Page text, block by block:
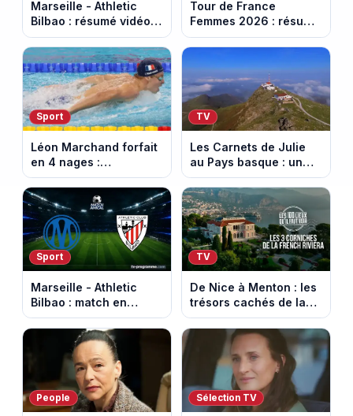
Marseille - Athletic
Bilbao : résumé vidéo
du match amical au
Stade Vélodrome (9
août 2026)
Tour de France
Femmes 2026 : résumé
vidéo de la dernière
étape à Nice. Demi
Vollering remporte son
deuxième Tour.
Sport
Léon Marchand forfait
en 4 nages :
découvrez son
programme de nage
aux Championnats
d'Europe
TV
Les Carnets de Julie
au Pays basque : un
banquet au sommet de
la Rhune
Sport
Marseille - Athletic
Bilbao : match en
direct sur Ligue 1+ à
17h30 (amical du 9
août 2026)
TV
De Nice à Menton : les
trésors cachés de la
French Riviera dévoilés
dans les 100 lieux qu'il
faut voir
People Sélection TV